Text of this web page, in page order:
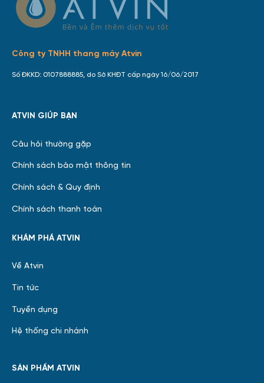
Công ty TNHH thang máy Atvin
Số ĐKKD: 0107888885, do Sở KHĐT cấp ngày 16/06/2017
ATVIN GIÚP BẠN
Câu hỏi thường gặp
Chính sách bảo mật thông tin
Chính sách & Quy định
Chính sách thanh toán
KHÁM PHÁ ATVIN
Về Atvin
Tin tức
Tuyển dụng
Hệ thống chi nhánh
SẢN PHẨM ATVIN